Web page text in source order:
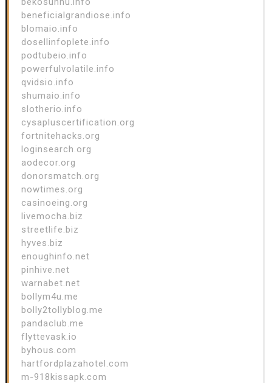
beneficialgrandiose.info
blomaio.info
dosellinfoplete.info
podtubeio.info
powerfulvolatile.info
qvidsio.info
shumaio.info
slotherio.info
cysapluscertification.org
fortnitehacks.org
loginsearch.org
aodecor.org
donorsmatch.org
nowtimes.org
casinoeing.org
livemocha.biz
streetlife.biz
hyves.biz
enoughinfo.net
pinhive.net
warnabet.net
bollym4u.me
bolly2tollyblog.me
pandaclub.me
flyttevask.io
byhous.com
hartfordplazahotel.com
m-918kissapk.com